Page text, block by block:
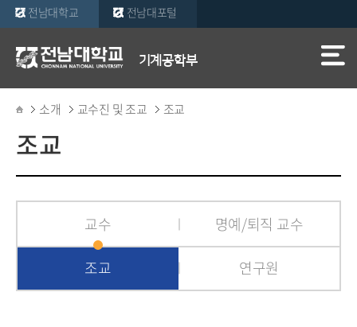
전남대학교 전남대포털
기계공학부
소개 교수진 및 조교 조교
조교
교수 명예/퇴직 교수
조교 연구원